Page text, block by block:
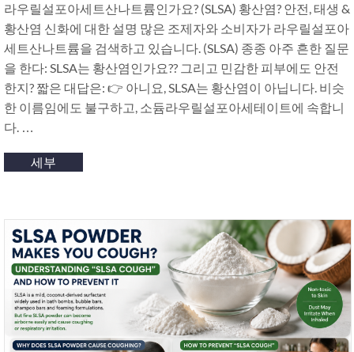
라우릴설포아세트산나트륨인가요? (SLSA) 황산염? 안전, 태생 &
황산염 신화에 대한 설명 많은 조제자와 소비자가 라우릴설포아
세트산나트륨을 검색하고 있습니다. (SLSA) 종종 아주 흔한 질문
을 한다: SLSA는 황산염인가요?? 그리고 민감한 피부에도 안전
한지? 짧은 대답은: 👉 아니요, SLSA는 황산염이 아닙니다. 비슷
한 이름임에도 불구하고, 소듐라우릴설포아세테이트에 속합니
다. …
세부